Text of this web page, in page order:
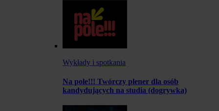
Wykłady i spotkania
Na pole!!! Twórczy plener dla osób
kandydujących na studia (dogrywka)